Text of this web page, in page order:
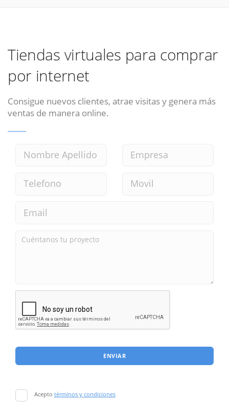
Tiendas virtuales para comprar
por internet
Consigue nuevos clientes, atrae visitas y genera más
ventas de manera online.
ENVIAR
Acepto términos y condiciones